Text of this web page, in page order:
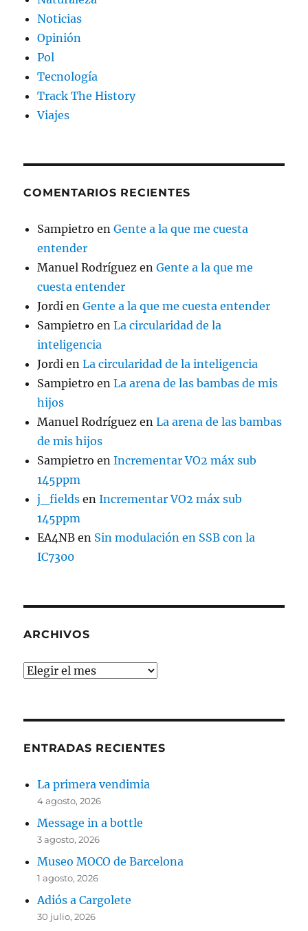
Noticias
Opinión
Pol
Tecnología
Track The History
Viajes
COMENTARIOS RECIENTES
Sampietro enGente a la que me cuesta
entender
Manuel Rodríguez enGente a la que me
cuesta entender
Jordi enGente a la que me cuesta entender
Sampietro enLa circularidad de la
inteligencia
Jordi enLa circularidad de la inteligencia
Sampietro enLa arena de las bambas de mis
hijos
Manuel Rodríguez enLa arena de las bambas
de mis hijos
Sampietro enIncrementar VO2 máx sub
145ppm
j_fields enIncrementar VO2 máx sub
145ppm
EA4NB en Sin modulación en SSB con la
IC7300
ARCHIVOS
Archivos
ENTRADAS RECIENTES
La primera vendimia
4 agosto, 2026
Message in a bottle
3 agosto, 2026
Museo MOCO de Barcelona
1 agosto, 2026
Adiós a Cargolete
30 julio, 2026